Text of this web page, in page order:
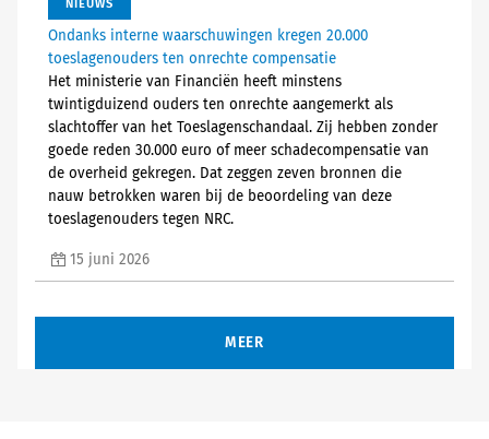
NIEUWS
Ondanks interne waarschuwingen kregen 20.000
toeslagenouders ten onrechte compensatie
Het ministerie van Financiën heeft minstens
twintigduizend ouders ten onrechte aangemerkt als
slachtoffer van het Toeslagenschandaal. Zij hebben zonder
goede reden 30.000 euro of meer schadecompensatie van
de overheid gekregen. Dat zeggen zeven bronnen die
nauw betrokken waren bij de beoordeling van deze
toeslagenouders tegen NRC.
15 juni 2026
MEER